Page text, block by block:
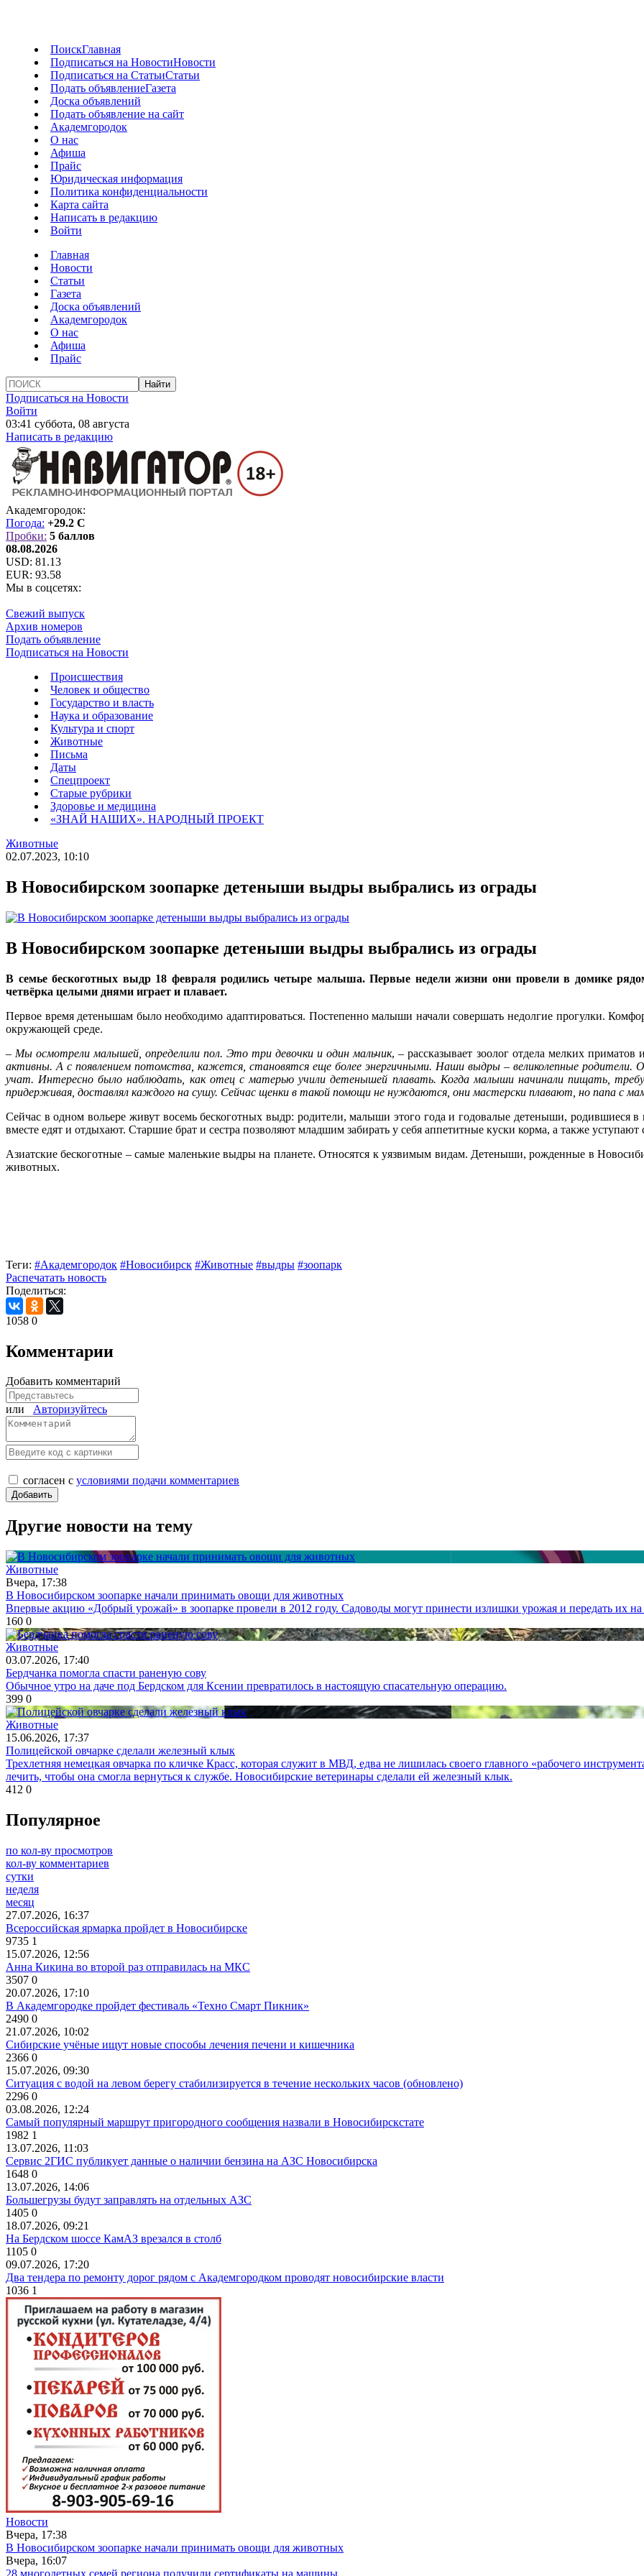
ПоискГлавная
Подписаться на НовостиНовости
Подписаться на СтатьиСтатьи
Подать объявлениеГазета
Доска объявлений
Подать объявление на сайт
Академгородок
О нас
Афиша
Прайс
Юридическая информация
Политика конфиденциальности
Карта сайта
Написать в редакцию
Войти
Главная
Новости
Статьи
Газета
Доска объявлений
Академгородок
О нас
Афиша
Прайс
Подписаться на Новости
Войти
03:41 суббота, 08 августа
Написать в редакцию
Академгородок:
Погода: +29.2 C
Пробки: 5 баллов
08.08.2026
USD: 81.13
EUR: 93.58
Мы в соцсетях:
Свежий выпуск
Архив номеров
Подать объявление
Подписаться на Новости
Происшествия
Человек и общество
Государство и власть
Наука и образование
Культура и спорт
Животные
Письма
Даты
Спецпроект
Старые рубрики
Здоровье и медицина
«ЗНАЙ НАШИХ». НАРОДНЫЙ ПРОЕКТ
Животные
02.07.2023, 10:10
В Новосибирском зоопарке детеныши выдры выбрались из ограды
В Новосибирском зоопарке детеныши выдры выбрались из ограды
В семье бескоготных выдр 18 февраля родились четыре малыша. Первые недели жизни они провели в домике
четвёрка целыми днями играет и плавает.
Первое время детенышам было необходимо адаптироваться. Постепенно малыши начали совершать недолгие прогулки.
окружающей среде.
– Мы осмотрели малышей, определили пол. Это три девочки и один мальчик, – рассказывает зоолог отдела мелких
активны. А с появлением потомства, кажется, становятся еще более энергичными. Наши выдры – великолепные
учат. Интересно было наблюдать, как отец с матерью учили детенышей плавать. Когда малыши начинали пищать,
придерживая, доставлял каждого на сушу. Сейчас щенки в такой помощи не нуждаются, они мастерски плавают, но папа с
Сейчас в одном вольере живут восемь бескоготных выдр: родители, малыши этого года и годовалые детеныши, родившиеся
вместе едят и отдыхают. Старшие брат и сестра позволяют младшим забирать у себя аппетитные куски корма, а также уступают
Азиатские бескоготные – самые маленькие выдры на планете. Относятся к уязвимым видам. Детеныши, рожденные в
животных.
Теги: #Академгородок #Новосибирск #Животные #выдры #зоопарк
Распечатать новость
Поделиться:
1058 0
Комментарии
Добавить комментарий
или Авторизуйтесь
согласен с условиями подачи комментариев
Другие новости на тему
Животные
Вчера, 17:38
В Новосибирском зоопарке начали принимать овощи для животных
Впервые акцию «Добрый урожай» в зоопарке провели в 2012 году. Садоводы могут принести излишки урожая и передать их на
160 0
Животные
03.07.2026, 17:40
Бердчанка помогла спасти раненую сову
Обычное утро на даче под Бердском для Ксении превратилось в настоящую спасательную операцию.
399 0
Животные
15.06.2026, 17:37
Полицейской овчарке сделали железный клык
Трехлетняя немецкая овчарка по кличке Красс, которая служит в МВД, едва не лишилась своего главного «рабочего
лечить, чтобы она смогла вернуться к службе. Новосибирские ветеринары сделали ей железный клык.
412 0
Популярное
по кол-ву просмотров
кол-ву комментариев
сутки
неделя
месяц
27.07.2026, 16:37
Всероссийская ярмарка пройдет в Новосибирске
9735 1
15.07.2026, 12:56
Анна Кикина во второй раз отправилась на МКС
3507 0
20.07.2026, 17:10
В Академгородке пройдет фестиваль «Техно Смарт Пикник»
2490 0
21.07.2026, 10:02
Сибирские учёные ищут новые способы лечения печени и кишечника
2366 0
15.07.2026, 09:30
Ситуация с водой на левом берегу стабилизируется в течение нескольких часов (обновлено)
2296 0
03.08.2026, 12:24
Самый популярный маршрут пригородного сообщения назвали в Новосибирскстате
1982 1
13.07.2026, 11:03
Сервис 2ГИС публикует данные о наличии бензина на АЗС Новосибирска
1648 0
13.07.2026, 14:06
Большегрузы будут заправлять на отдельных АЗС
1405 0
18.07.2026, 09:21
На Бердском шоссе КамАЗ врезался в столб
1105 0
09.07.2026, 17:20
Два тендера по ремонту дорог рядом с Академгородком проводят новосибирские власти
1036 1
Новости
Вчера, 17:38
В Новосибирском зоопарке начали принимать овощи для животных
Вчера, 16:07
28 многодетных семей региона получили сертификаты на машины